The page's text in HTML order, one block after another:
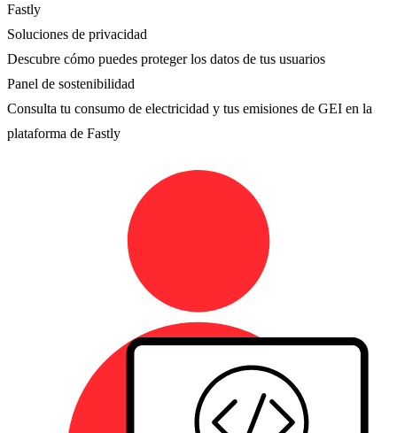
Fastly
Soluciones de privacidad
Descubre cómo puedes proteger los datos de tus usuarios
Panel de sostenibilidad
Consulta tu consumo de electricidad y tus emisiones de GEI en la
plataforma de Fastly